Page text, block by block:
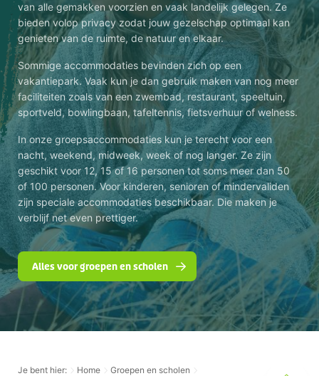
van alle gemakken voorzien en vaak landelijk gelegen. Ze
bieden volop privacy zodat jouw gezelschap optimaal kan
genieten van de ruimte, de natuur en elkaar.
Sommige accommodaties bevinden zich op een
vakantiepark. Vaak kun je dan gebruik maken van nog meer
faciliteiten zoals van een zwembad, restaurant, speeltuin,
sportveld, bowlingbaan, tafeltennis, fietsverhuur of welness.
In onze groepsaccommodaties kun je terecht voor een
nacht, weekend, midweek, week of nog langer. Ze zijn
geschikt voor 12, 15 of 16 personen tot soms meer dan 50
of 100 personen. Voor kinderen, senioren of mindervaliden
zijn speciale accommodaties beschikbaar. Die maken je
verblijf net even prettiger.
Alles voor groepen en scholen
Je bent hier: Home Groepen en scholen